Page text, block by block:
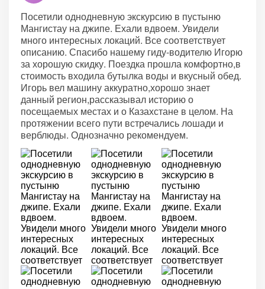
Посетили однодневную экскурсию в пустыню
Мангистау на джипе. Ехали вдвоем. Увидели
много интересных локаций. Все соответствует
описанию. Спасибо нашему гиду-водителю Игорю
за хорошую скидку. Поездка прошла комфортно,в
стоимость входила бутылка воды и вкусный обед.
Игорь вел машину аккуратно,хорошо знает
данный регион,рассказывал историю о
посещаемых местах и о Казахстане в целом. На
протяжении всего пути встречались лошади и
верблюды. Однозначно рекомендуем.